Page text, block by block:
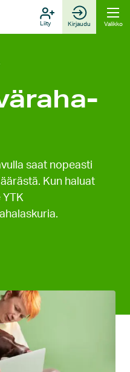
Liity Kirjaudu Valikko
saat nopeasti
Kun haluat
YTK